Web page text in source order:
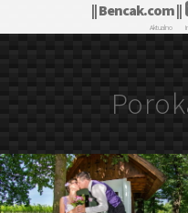
|| Bencak.com ||
Aktualno